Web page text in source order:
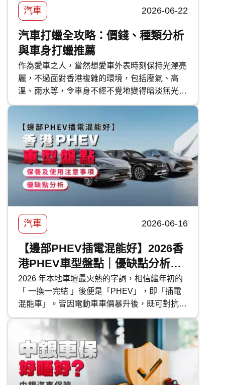
汽車 2026-06-22
汽車打蠟全攻略：價錢、種類分析
與車身打蠟推薦
作為愛車之人，當然想愛車外表時刻保持光澤亮
麗，不過面對香港複雜的環境，包括廢氣、高
溫、雨水等，令車身不經不覺地變得暗淡無光，
如果不及時打理保護，隨時會對車漆造成不可逆
選汽車打蠟。然而，坊間的汽車蠟種類繁多，價
錢由 DIY 的百多元，到汽車美容店的幾千元不
等，到底該如何選擇？傳統打蠟與近年流行的
汽車鍍膜 又有甚麼分別？ 快而保 為你一文看清
汽車打蠟的好處、種類、價錢比較及常見問題，
助你選出最適合愛車的護理方案！
汽車 2026-06-16
【邊部PHEV插電混能好】2026香
港PHEV車型盤點｜優缺點分析｜
保養及使用注意事項
2026 年本地車壇最火熱的字詞，相信繼年初的
「 一換一完結 」後便是「PHEV」，即「插電
混能車」。皆因電動車車價暴升後，既可對抗油
魔又毋須為續航距離而煩惱的 PHEV 插電混能
車型，便成為各大代理力谷對象。今次 快而保
便為大家盤點本地最新的 PHEV 混能車型外，
還有選購及日常使用時的注意事項。